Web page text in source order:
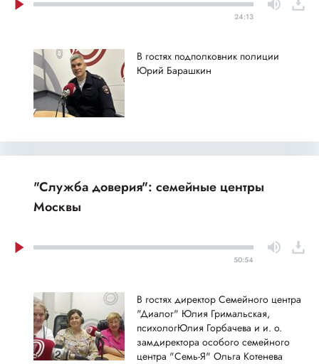
24:13
В гостях подполковник полиции
Юрий Барашкин
"Служба доверия": семейные центры
Москвы
50:54
В гостях директор Семейного центра
"Диалог" Юлия Гримальская,
психологЮлия Горбачева и и. о.
замдиректора особого семейного
центра "Семь-Я" Ольга Котенева